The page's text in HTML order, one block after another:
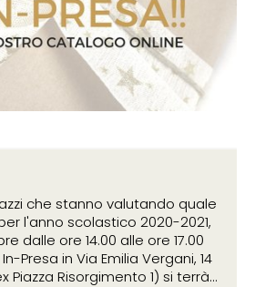
che stanno valutando quale
l'anno scolastico 2020-2021,
dalle ore 14.00 alle ore 17.00
Presa in Via Emilia Vergani, 14
Piazza Risorgimento 1) si terrà...